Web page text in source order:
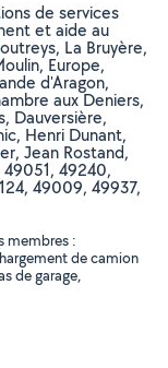
de services
et aide au
La Bruyère,
Europe,
d'Aragon,
aux Deniers,
Dauversière,
Henri Dunant,
Jean Rostand,
49240,
49009, 49937,
membres :
de camion
de garage,